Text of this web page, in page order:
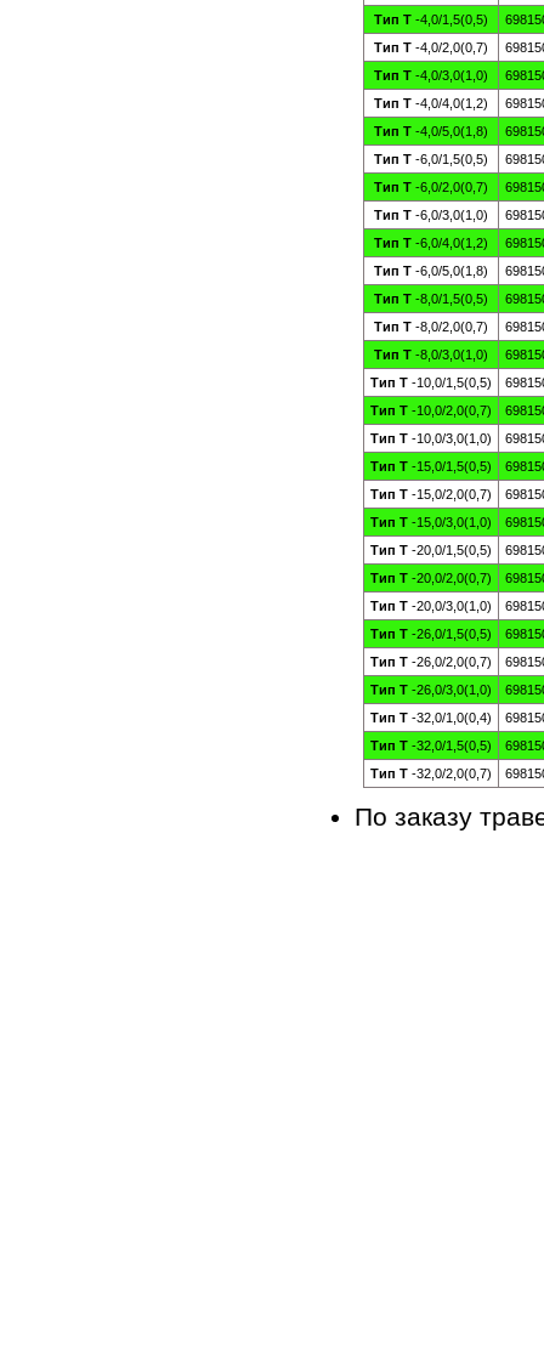
Тип Т -4,0/1,5(0,5)
Тип Т -4,0/2,0(0,7)
Тип Т -4,0/3,0(1,0)
Тип Т -4,0/4,0(1,2)
Тип Т -4,0/5,0(1,8)
Тип Т -6,0/1,5(0,5)
Тип Т -6,0/2,0(0,7)
Тип Т -6,0/3,0(1,0)
Тип Т -6,0/4,0(1,2)
Тип Т -6,0/5,0(1,8)
Тип Т -8,0/1,5(0,5)
Тип Т -8,0/2,0(0,7)
Тип Т -8,0/3,0(1,0)
Тип Т -10,0/1,5(0,5)
Тип Т -10,0/2,0(0,7)
Тип Т -10,0/3,0(1,0)
Тип Т -15,0/1,5(0,5)
Тип Т -15,0/2,0(0,7)
Тип Т -15,0/3,0(1,0)
Тип Т -20,0/1,5(0,5)
Тип Т -20,0/2,0(0,7)
Тип Т -20,0/3,0(1,0)
Тип Т -26,0/1,5(0,5)
Тип Т -26,0/2,0(0,7)
Тип Т -26,0/3,0(1,0)
Тип Т -32,0/1,0(0,4)
Тип Т -32,0/1,5(0,5)
Тип Т -32,0/2,0(0,7)
По заказу